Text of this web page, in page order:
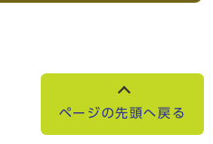
ページの先頭へ戻る